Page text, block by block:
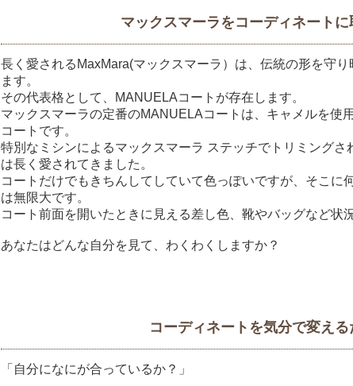
マックスマーラをコーディネート
長く愛されるMaxMara(マックスマーラ）は、伝統の形を守
ます。
その代表格として、MANUELAコートが存在します。
マックスマーラの定番のMANUELAコートは、キャメルを使
コートです。
特別なミシンによるマックスマーラ ステッチでトリミング
は長く愛されてきました。
コートだけでもきちんしてしていて色っぽいですが、そこに
は無限大です。
コート前面を開いたときに見える差し色、靴やバッグなど状
あなたはどんな自分を見て、わくわくしますか？
コーディネートを気分で変える
「自分になにが合っているか？」